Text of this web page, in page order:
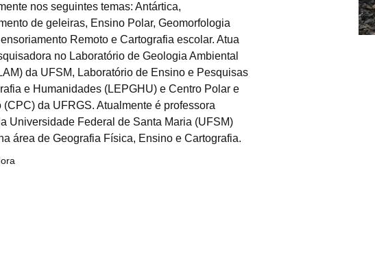
nos seguintes temas: Antártica,
de geleiras, Ensino Polar, Geomorfologia
Remoto e Cartografia escolar. Atua
no Laboratório de Geologia Ambiental
da UFSM, Laboratório de Ensino e Pesquisas
e Humanidades (LEPGHU) e Centro Polar e
(CPC) da UFRGS. Atualmente é professora
Universidade Federal de Santa Maria (UFSM)
área de Geografia Física, Ensino e Cartografia.